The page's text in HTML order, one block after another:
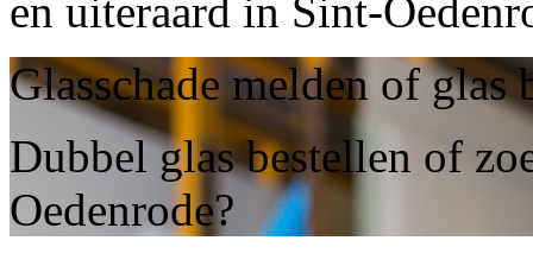
en uiteraard in Sint-
Glasschade melden of glas
Dubbel glas bestellen of
Oedenrode?